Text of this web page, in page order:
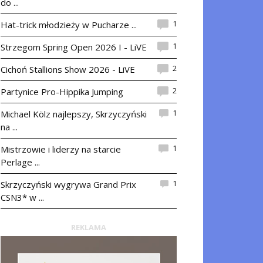
do ...
Hat-trick młodzieży w Pucharze ... 1
Strzegom Spring Open 2026 I - LiVE 1
Cichoń Stallions Show 2026 - LiVE 2
Partynice Pro-Hippika Jumping 2
Michael Kölz najlepszy, Skrzyczyński
na ...
1
Mistrzowie i liderzy na starcie
Perlage ...
1
Skrzyczyński wygrywa Grand Prix
CSN3* w ...
1
REKLAMA